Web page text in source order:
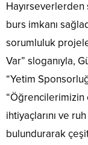
burs imkanı
sorumluluk
Var” sloganıyla,
“Yetim
“Öğrencilerimizin
ihtiyaçlarını ve
bulundurarak